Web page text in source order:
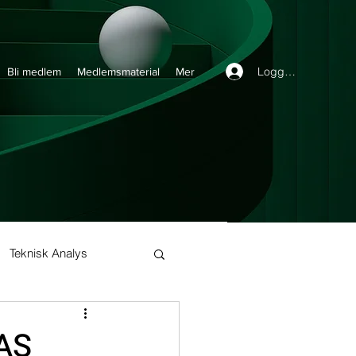
Teknisk Analys
Buy and Hold
Bli medlem Medlemsmaterial Mer Logga in